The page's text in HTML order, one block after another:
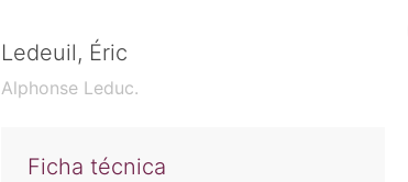
Ledeuil, Éric
Alphonse Leduc.
Ficha técnica